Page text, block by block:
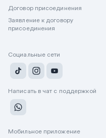
Договор присоединения
Заявление к договору
присоединения
Социальные сети
Написать в чат с поддержкой
Мобильное приложение